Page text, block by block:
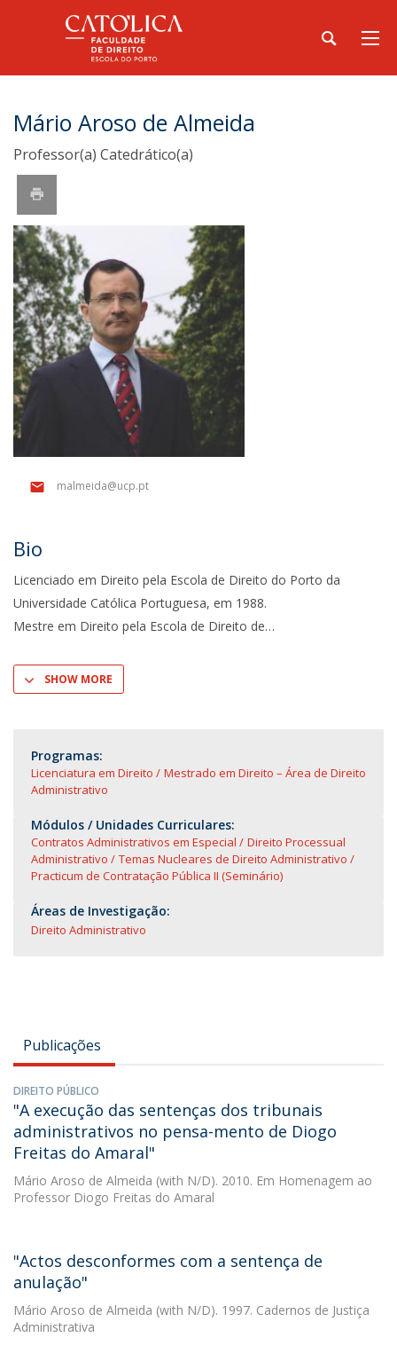
Mário Aroso de Almeida
Professor(a) Catedrático(a)
malmeida@ucp.pt
Bio
Licenciado em Direito pela Escola de Direito do Porto da
Universidade Católica Portuguesa, em 1988.
Mestre em Direito pela Escola de Direito de
SHOW MORE
Programas:
Licenciatura em Direito
Mestrado em Direito – Área de Direito
Administrativo
Módulos / Unidades Curriculares:
Contratos Administrativos em Especial
Direito Processual
Administrativo
Temas Nucleares de Direito Administrativo
Practicum de Contratação Pública II (Seminário)
Áreas de Investigação:
Direito Administrativo
Publicações
DIREITO PÚBLICO
"A execução das sentenças dos tribunais
administrativos no pensa-mento de Diogo
Freitas do Amaral"
Mário Aroso de Almeida (with N/D). 2010. Em Homenagem ao
Professor Diogo Freitas do Amaral
"Actos desconformes com a sentença de
anulação"
Mário Aroso de Almeida (with N/D). 1997. Cadernos de Justiça
Administrativa